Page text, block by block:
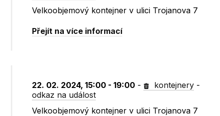
Velkoobjemový kontejner v ulici Trojanova 7
Přejít na více informací
22. 02. 2024, 15:00 - 19:00 - kontejnery -
odkaz na událost
Velkoobjemový kontejner v ulici Trojanova 7